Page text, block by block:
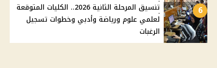
6
تنسيق المرحلة الثانية 2026.. الكليات المتوقعة
لعلمي علوم ورياضة وأدبي وخطوات تسجيل
الرغبات